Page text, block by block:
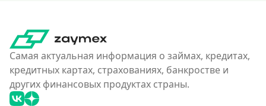
Самая актуальная информация о займах, кредитах,
кредитных картах, страхованиях, банкростве и
других финансовых продуктах страны.